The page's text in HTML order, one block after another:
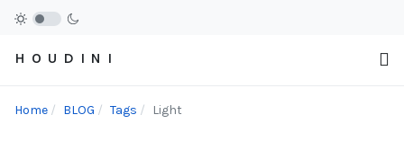
H O U D I N I
Home BLOG Tags Light